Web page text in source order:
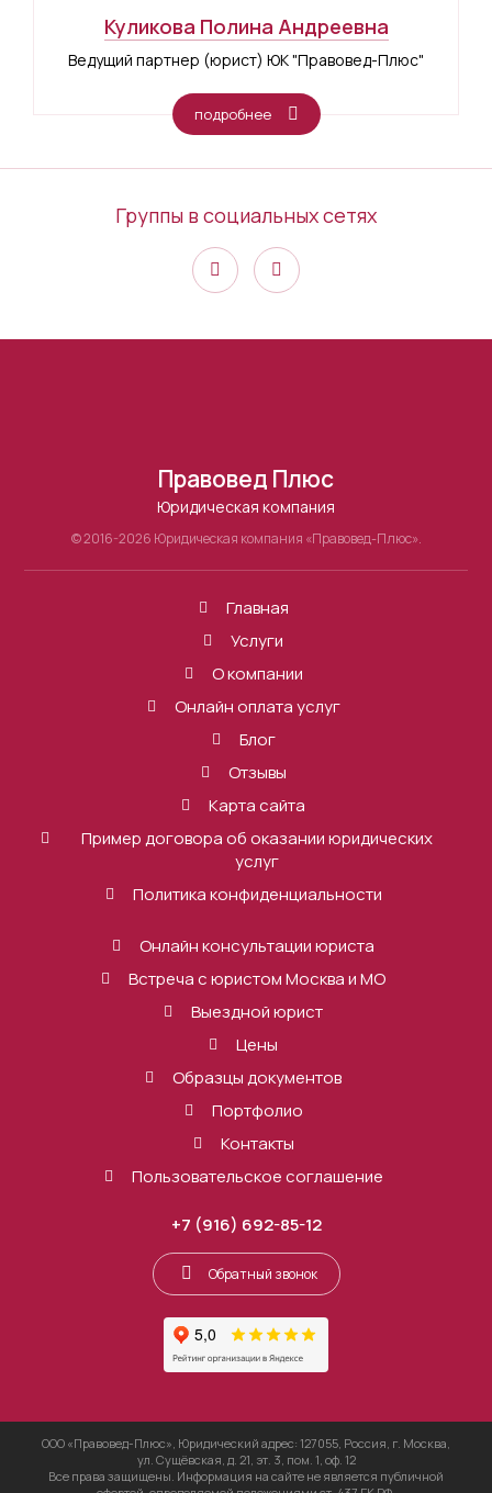
Куликова Полина Андреевна
Ведущий партнер (юрист) ЮК "Правовед-Плюс"
подробнее
Группы в социальных сетях
Правовед Плюс
Юридическая компания
© 2016-2026 Юридическая компания «Правовед-Плюс».
Главная
Услуги
О компании
Онлайн оплата услуг
Блог
Отзывы
Карта сайта
Пример договора об оказании юридических
услуг
Политика конфиденциальности
Онлайн консультации юриста
Встреча с юристом Москва и МО
Выездной юрист
Цены
Образцы документов
Портфолио
Контакты
Пользовательское соглашение
+7 (916) 692-85-12
Обратный звонок
ООО «Правовед-Плюс», Юридический адрес: 127055, Россия, г. Москва,
ул. Сущёвская, д. 21, эт. 3, пом. 1, оф. 12
Все права защищены. Информация на сайте не является публичной